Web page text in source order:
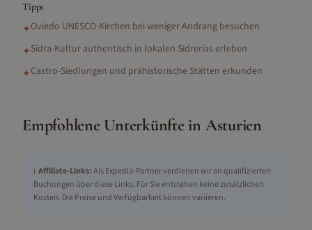
Tipps
✦Oviedo UNESCO-Kirchen bei weniger Andrang besuchen
✦Sidra-Kultur authentisch in lokalen Sidrerías erleben
✦Castro-Siedlungen und prähistorische Stätten erkunden
Empfohlene Unterkünfte in Asturien
ℹ️ Affiliate-Links:Als Expedia-Partner verdienen wir an qualifizierten
Buchungen über diese Links. Für Sie entstehen keine zusätzlichen
Kosten. Die Preise und Verfügbarkeit können variieren.